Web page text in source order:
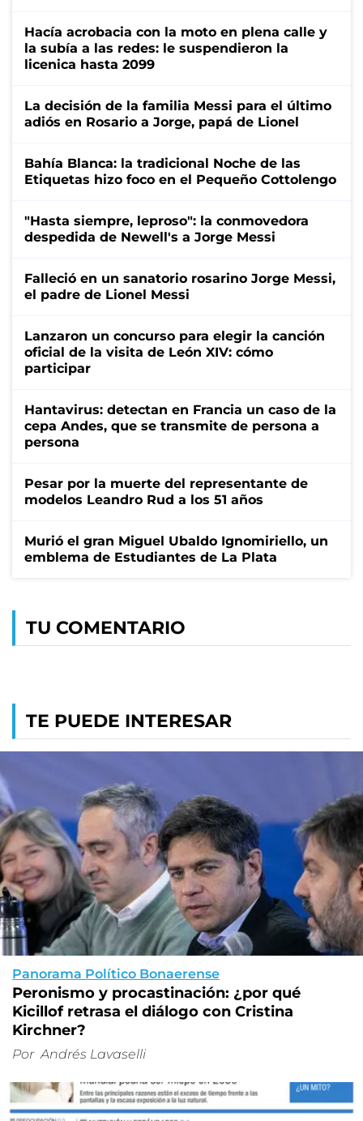
Hacía acrobacia con la moto en plena calle y
la subía a las redes: le suspendieron la
licenica hasta 2099
La decisión de la familia Messi para el último
adiós en Rosario a Jorge, papá de Lionel
Bahía Blanca: la tradicional Noche de las
Etiquetas hizo foco en el Pequeño Cottolengo
"Hasta siempre, leproso": la conmovedora
despedida de Newell's a Jorge Messi
Falleció en un sanatorio rosarino Jorge Messi,
el padre de Lionel Messi
Lanzaron un concurso para elegir la canción
oficial de la visita de León XIV: cómo
participar
Hantavirus: detectan en Francia un caso de la
cepa Andes, que se transmite de persona a
persona
Pesar por la muerte del representante de
modelos Leandro Rud a los 51 años
Murió el gran Miguel Ubaldo Ignomiriello, un
emblema de Estudiantes de La Plata
TU COMENTARIO
TE PUEDE INTERESAR
Panorama Político Bonaerense
Peronismo y procastinación: ¿por qué
Kicillof retrasa el diálogo con Cristina
Kirchner?
Por Andrés Lavaselli